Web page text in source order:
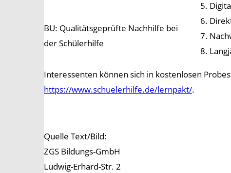
BU: Qualitätsgeprüfte Nachhilfe bei
der Schülerhilfe
5.
6.
7.
8.
Interessenten können sich in kostenlosen
https://www.schuelerhilfe.de/lernpakt/.
Quelle Text/Bild:
ZGS Bildungs-GmbH
Ludwig-Erhard-Str. 2